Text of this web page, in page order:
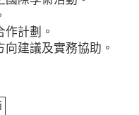
計劃。
建議及實務協助。